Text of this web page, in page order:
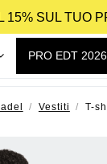
15% SUL TUO
PRO EDT 2026
Vestiti T-